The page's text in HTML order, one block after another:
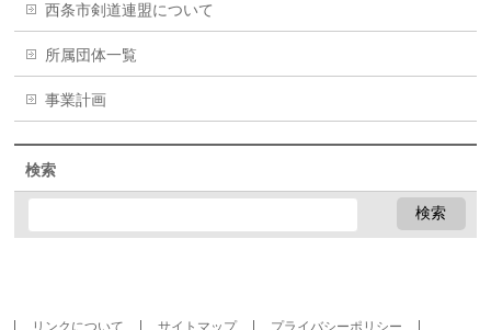
西条市剣道連盟について
所属団体一覧
事業計画
検索
リンクについて サイトマップ プライバシーポリシー